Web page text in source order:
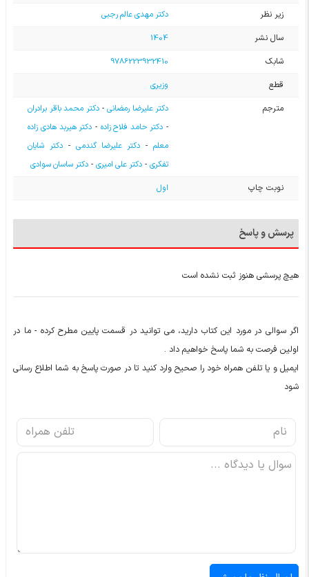
زیر نظر
دکتر مهدی عالم رجبی
سال نشر
1404
شابک
9786223932410
قطع
وزیری
مترجم
دکتر علیرضا رمضانی-دکتر محمد باقر برادران
- دکتر حامد فلاح زاده - دکتر هیربد هادی زاده
معلم-دکتر علیرضا گندمی -دکتر شایان
تفکری- دکتر علی امیری- دکتر ساسان سوادی
نوبت چاپ
اول
پرسش و پاسخ
هیچ پرسشی هنوز ثبت نشده است
اگر سوالی در مورد این کتاب دارید، می توانید در قسمت پایین مطرح کرده - ما در
اولین فرصت به شما پاسخ خواهیم داد .
ایمیل و یا تلفن همراه خود را صحیح وارد کنید تا در صورت پاسخ به شما اطلاع رسانی
شود